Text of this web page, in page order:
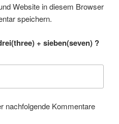
Website in diesem Browser
speichern.
+ sieben(seven) ?
nachfolgende Kommentare